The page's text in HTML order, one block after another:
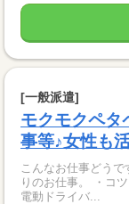
[一般派遣]
モクモクペタ
事等♪女性も
こんなお仕事どうですか？ ・ペタペタ貼っていく
りのお仕事。 ・コツコツチェック！ プラスチック製品の検査。 ・
電動ドライバ...